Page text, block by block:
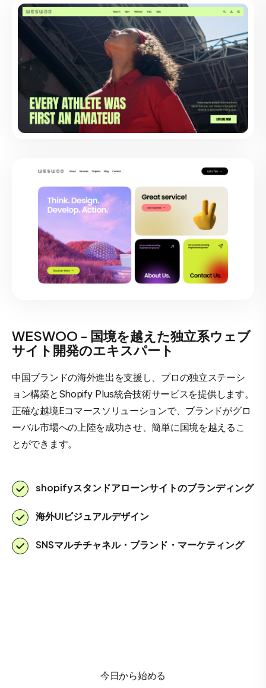
WESWOO - 国境を越えた独立系ウェブ
サイト開発のエキスパート
中国ブランドの海外進出を支援し、プロの独立ステーシ
ョン構築とShopify Plus統合技術サービスを提供します。
正確な越境Eコマースソリューションで、ブランドがグロ
ーバル市場への上陸を成功させ、簡単に国境を越えるこ
とができます。
shopifyスタンドアローンサイトのブランディング
海外UIビジュアルデザイン
SNSマルチチャネル・ブランド・マーケティング
今日から始める